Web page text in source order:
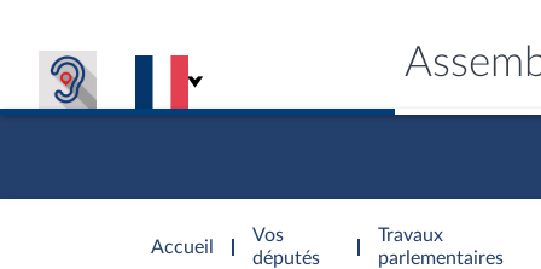
Accueil
d'accueil
Vos
députés
Travaux
parlementaires